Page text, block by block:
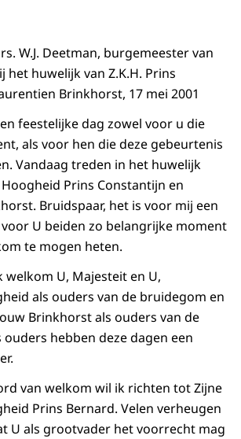
W.J. Deetman, burgemeester van
het huwelijk van Z.K.H. Prins
Brinkhorst, 17 mei 2001
feestelijke dag zowel voor u die
als voor hen die deze gebeurtenis
Vandaag treden in het huwelijk
Prins Constantijn en
Bruidspaar, het is voor mij een
U beiden zo belangrijke moment
te mogen heten.
welkom U, Majesteit en U,
als ouders van de bruidegom en
Brinkhorst als ouders van de
hebben deze dagen een
van welkom wil ik richten tot Zijne
Prins Bernard. Velen verheugen
U als grootvader het voorrecht mag